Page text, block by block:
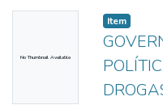
e a
Intensiva
o vínculo
No Thumbnail Available
Item